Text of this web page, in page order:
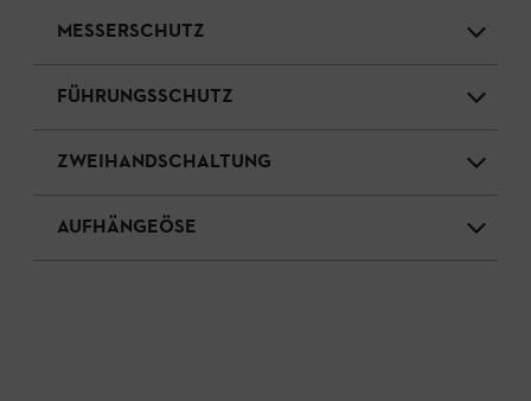
MESSERSCHUTZ
FÜHRUNGSSCHUTZ
ZWEIHANDSCHALTUNG
AUFHÄNGEÖSE